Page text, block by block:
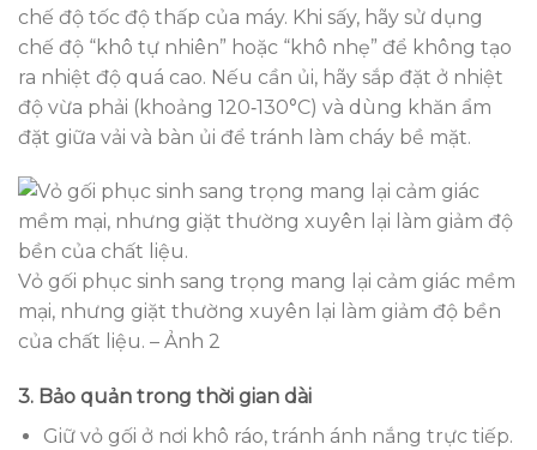
chế độ tốc độ thấp của máy. Khi sấy, hãy sử dụng
chế độ “khô tự nhiên” hoặc “khô nhẹ” để không tạo
ra nhiệt độ quá cao. Nếu cần ủi, hãy sắp đặt ở nhiệt
độ vừa phải (khoảng 120‑130°C) và dùng khăn ẩm
đặt giữa vải và bàn ủi để tránh làm cháy bề mặt.
Vỏ gối phục sinh sang trọng mang lại cảm giác mềm
mại, nhưng giặt thường xuyên lại làm giảm độ bền
của chất liệu. – Ảnh 2
3. Bảo quản trong thời gian dài
Giữ vỏ gối ở nơi khô ráo, tránh ánh nắng trực tiếp.